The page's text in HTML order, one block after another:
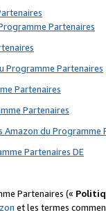
Partenaires
Programme Partenaires
Partenaires
Partenaires
du Programme
Partenaires DE
Partenaires («
et les termes